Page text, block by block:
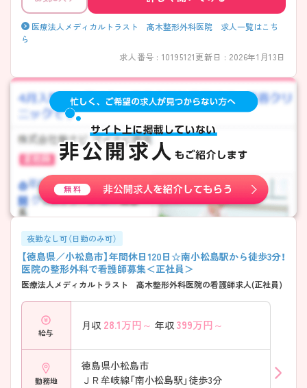
医療法人メディカルトラスト 髙木整形外科医院 求人一覧はこち
ら
求人番号 : 10195121更新日 : 2026年1月13日
夜勤なし可（日勤のみ可）
【徳島県／小松島市】年間休日120日☆南小松島駅から徒歩3分！
医院の整形外科で看護師募集＜正社員＞
医療法人メディカルトラスト 髙木整形外科医院の看護師求人(正社員)
給与
月収 28.1万円～ 年収 399万円～
勤務地
徳島県小松島市
ＪＲ牟岐線「南小松島駅」徒歩3分